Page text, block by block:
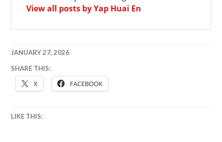
View all posts by Yap Huai En
JANUARY 27, 2026
SKINCARE
SHARE THIS:
X FACEBOOK
LIKE THIS: